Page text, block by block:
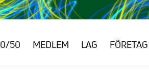
50 MEDLEM LAG FÖRETAG